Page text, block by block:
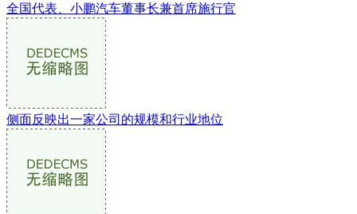
全国代表、小鹏汽车董事长兼首席施行官
侧面反映出一家公司的规模和行业地位